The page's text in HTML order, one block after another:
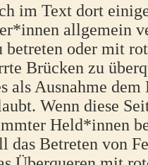
im Text dort
allgemein
oder mit
Brücken zu
als Ausnahme
Wenn diese
Held*innen
das Betreten von